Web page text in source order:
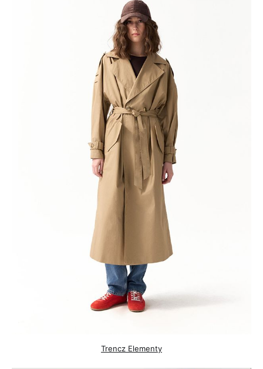
Trencz Elementy